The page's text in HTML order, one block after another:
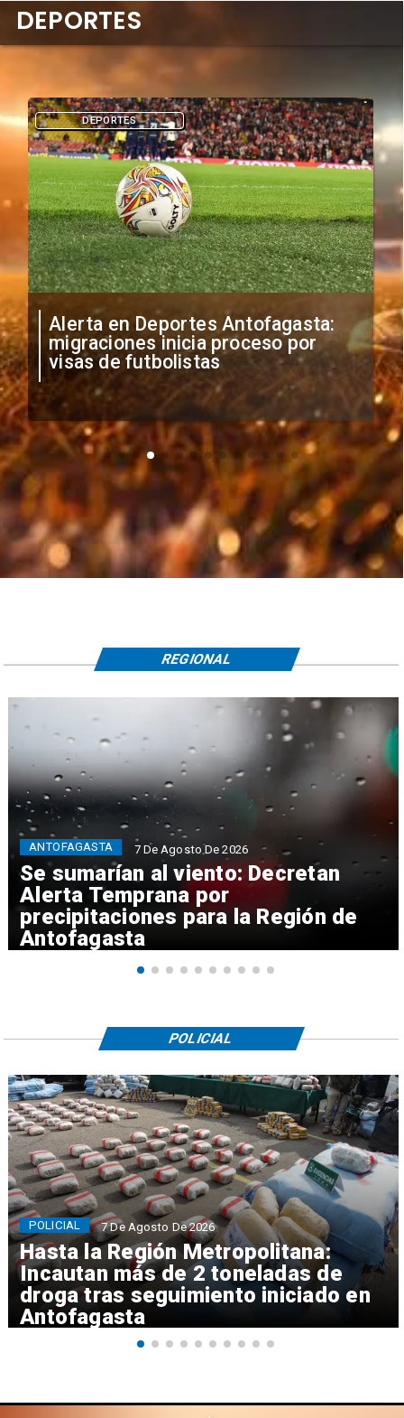
Alerta en Deportes Antofagasta:
migraciones inicia proceso por
visas de futbolistas
DEPORTES
DEPORTES
Se sumarían al viento: Decretan
Alerta Temprana por
precipitaciones para la Región de
Antofagasta
ANTOFAGASTA 7 De Agosto De 2026
REGIONAL
Hasta la Región Metropolitana:
Incautan más de 2 toneladas de
droga tras seguimiento iniciado en
Antofagasta
POLICIAL 7 De Agosto De 2026
POLICIAL